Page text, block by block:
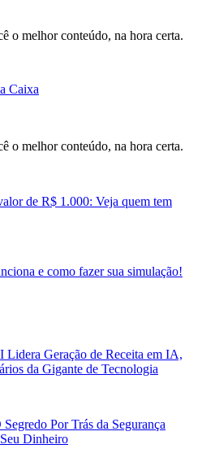
o melhor conteúdo, na hora certa.
Caixa
o melhor conteúdo, na hora certa.
de R$ 1.000: Veja quem tem
e como fazer sua simulação!
Geração de Receita em IA,
da Gigante de Tecnologia
Por Trás da Segurança
Dinheiro